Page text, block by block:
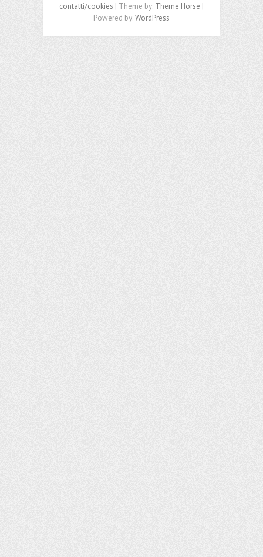
contatti/cookies | Theme by: Theme Horse |
Powered by:WordPress